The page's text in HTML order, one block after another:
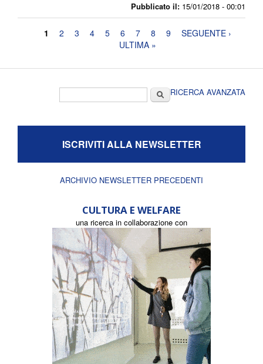
Pubblicato il: 15/01/2018 - 00:01
Pagine
1 2 3 4 5 6 7 8 9
SEGUENTE ›
ULTIMA »
CercaRICERCA AVANZATA
ISCRIVITI ALLA NEWSLETTER
ARCHIVIO NEWSLETTER PRECEDENTI
CULTURA E WELFARE
una ricerca in collaborazione con